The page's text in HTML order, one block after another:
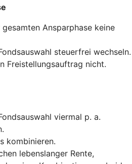
Ansparphase keine
steuerfrei wechseln.
Freistellungsauftrag nicht.
viermal p. a.
kombinieren.
lebenslanger Rente,